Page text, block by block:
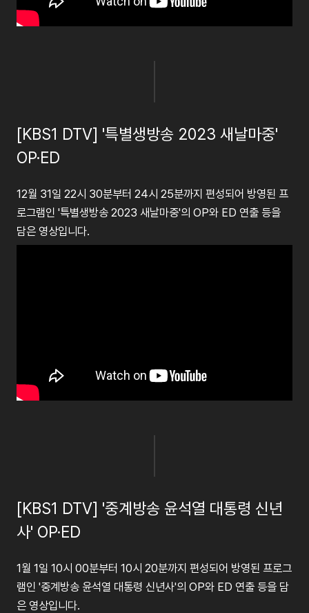
[KBS1 DTV] '특별생방송 2023 새날마중'
OP·ED
12월 31일 22시 30분부터 24시 25분까지 편성되어 방영된 프
로그램인 '특별생방송 2023 새날마중'의 OP와 ED 연출 등을
담은 영상입니다.
[KBS1 DTV] '중계방송 윤석열 대통령 신년
사' OP·ED
1월 1일 10시 00분부터 10시 20분까지 편성되어 방영된 프로그
램인 '중계방송 윤석열 대통령 신년사'의 OP와 ED 연출 등을 담
은 영상입니다.